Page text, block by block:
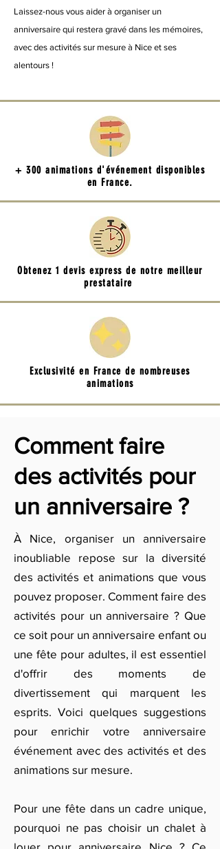
Laissez-nous vous aider à organiser un
anniversaire qui restera gravé dans les mémoires,
avec des activités sur mesure à Nice et ses
alentours !
+ 300 animations d'événement disponibles
en France.
Obtenez 1 devis express de notre meilleur
prestataire
Exclusivité en France de nombreuses
animations
Comment faire
des activités pour
un anniversaire ?
À Nice, organiser un anniversaire
inoubliable repose sur la diversité
des activités et animations que vous
pouvez proposer. Comment faire des
activités pour un anniversaire ? Que
ce soit pour un anniversaire enfant ou
une fête pour adultes, il est essentiel
d'offrir des moments de
divertissement qui marquent les
esprits. Voici quelques suggestions
pour enrichir votre anniversaire
événement avec des activités et des
animations sur mesure.
Pour une fête dans un cadre unique,
pourquoi ne pas choisir un chalet à